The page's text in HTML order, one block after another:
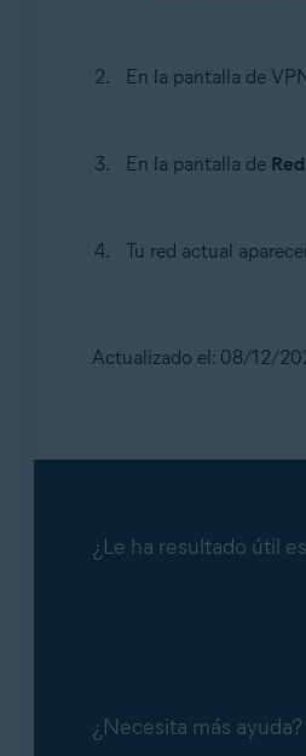
En la pantalla de
En la pantalla de
Tu red actual
Actualizado el: 08/12/
¿Le ha resultado útil
¿Necesita más ayuda?